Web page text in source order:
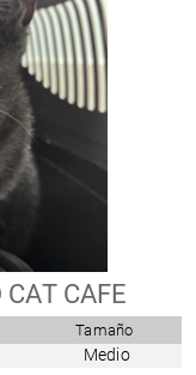
CAFE
Tamaño
Medio